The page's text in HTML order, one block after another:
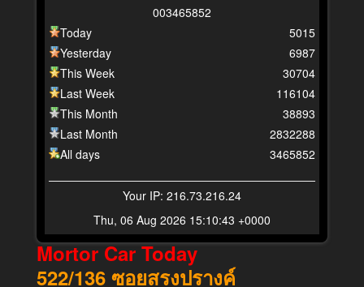
003465852
Today
Yesterday
This Week
Last Week
This Month
Last Month
All days
5015
6987
30704
116104
38893
2832288
3465852
Your IP: 216.73.216.24
Thu, 06 Aug 2026 15:10:43 +0000
Mortor Car Today
522/136 ซอยสรงปรางค์